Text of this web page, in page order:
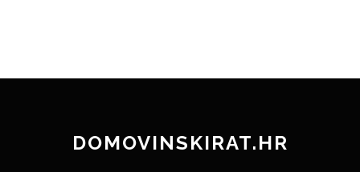
DOMOVINSKIRAT.HR